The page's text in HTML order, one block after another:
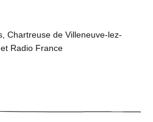
Chartreuse de Villeneuve-lez-
Radio France